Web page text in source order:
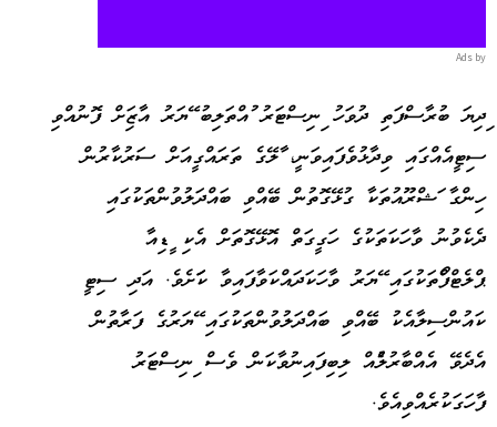
Ads by
މިދިޔަ ބުރާސްފަތި ދުވަހު މިނިސްޓަރު މުއްތަލިބު މޭޔަރު އާޒިމަށް ފޮނުއްވި
ސިޓީއެއްގައި ވިދާޅުވެފައިވަނީ، މާލޭގެ ތަރައްގީއަށް ސަރުކާރުން
ހިންގާ މަޝްރޫއުތަކާ ގުޅޭގޮތުން ބޭއްވި ބައްދަލުވުންތަކުގައި
ދެކެވުނު ވާހަކަތަކުގެ ހަގީގަތް އޮޅޭގޮތަށް އެކި މީޑިއާ
ޕްލެޓްފޯމްތަކުގައި މޭޔަރު ވާހަކަދައްކަވާފައިވާ ކަމަށެވެ. އަދި ސިޓީ
ކައުންސިލާއެކު ބޭއްވި ބައްދަލުވުންތަކުގައި މޭޔަރުގެ ފަރާތުން
އެދެވޭ އެއްބާރުލުމެއް ލިބިފައިނުވާކަން ވެސް މިނިސްޓަރު
ފާހަގަކުރެއްވިއެވެ.